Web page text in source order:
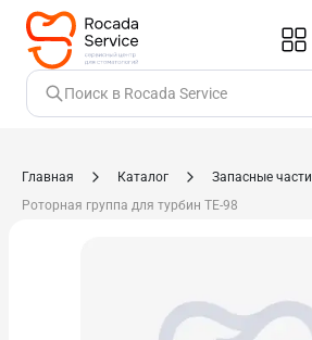
Поиск в Rocada Service
Главная Каталог
Запасные части
Роторная группа для турбин ТЕ-98